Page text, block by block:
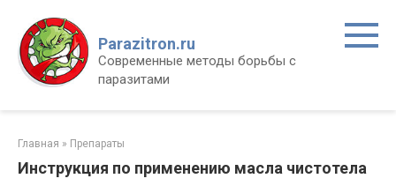
контенту
Parazitron.ru
Современные методы борьбы с
паразитами
Главная » Препараты
Инструкция по применению масла чистотела